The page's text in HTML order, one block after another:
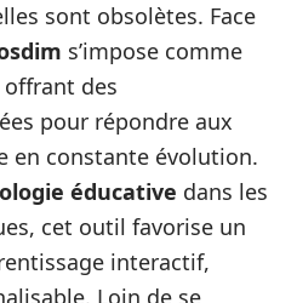
sont obsolètes. Face
s’impose comme
des
pour répondre aux
en constante évolution.
éducative dans les
cet outil favorise un
interactif,
Loin de se